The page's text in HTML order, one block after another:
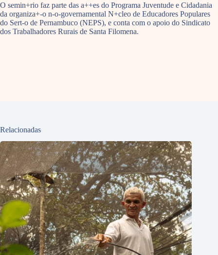
O semin+rio faz parte das a++es do Programa Juventude e Cidadania
da organiza+-o n-o-governamental N+cleo de Educadores Populares
do Sert-o de Pernambuco (NEPS), e conta com o apoio do Sindicato
dos Trabalhadores Rurais de Santa Filomena.
Relacionadas